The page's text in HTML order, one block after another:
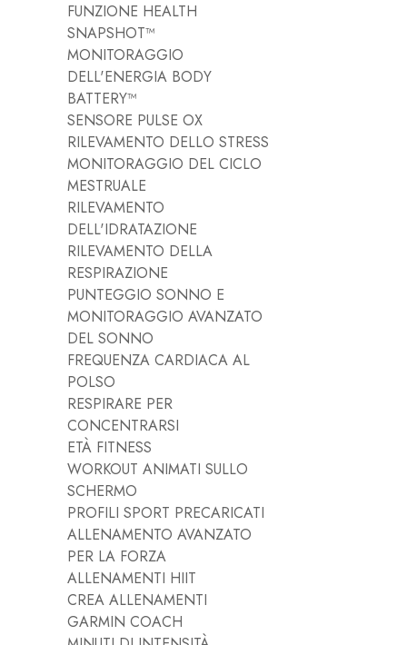
FUNZIONE HEALTH
SNAPSHOT™
MONITORAGGIO
DELL'ENERGIA BODY
BATTERY™
SENSORE PULSE OX
RILEVAMENTO DELLO STRESS
MONITORAGGIO DEL CICLO
MESTRUALE
RILEVAMENTO
DELL'IDRATAZIONE
RILEVAMENTO DELLA
RESPIRAZIONE
PUNTEGGIO SONNO E
MONITORAGGIO AVANZATO
DEL SONNO
FREQUENZA CARDIACA AL
POLSO
RESPIRARE PER
CONCENTRARSI
ETÀ FITNESS
WORKOUT ANIMATI SULLO
SCHERMO
PROFILI SPORT PRECARICATI
ALLENAMENTO AVANZATO
PER LA FORZA
ALLENAMENTI HIIT
CREA ALLENAMENTI
GARMIN COACH